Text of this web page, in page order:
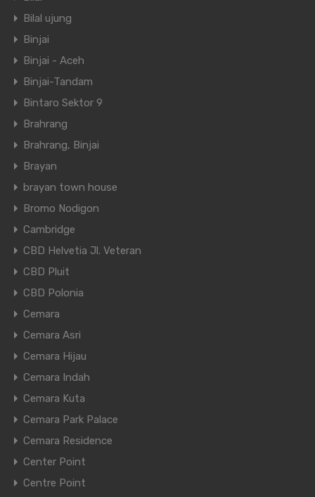
Bilal ujung
Binjai
Binjai - Aceh
Binjai-Tandam
Bintaro Sektor 9
Brahrang
Brahrang, Binjai
Brayan
brayan town house
Bromo Nodigon
Cambridge
CBD Helvetia Jl. Veteran
CBD Pluit
CBD Polonia
Cemara
Cemara Asri
Cemara Hijau
Cemara Indah
Cemara Kuta
Cemara Park Palace
Cemara Residence
Center Point
Centre Point